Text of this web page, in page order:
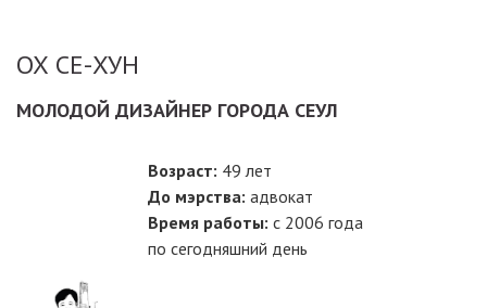
ОХ СЕ-ХУН
МОЛОДОЙ ДИЗАЙНЕР ГОРОДА СЕУЛ
Возраст: 49 лет
До мэрства: адвокат
Время работы: с 2006 года
по сегодняшний день